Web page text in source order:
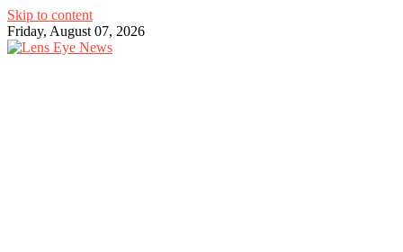
Skip to content
Friday, August 07, 2026